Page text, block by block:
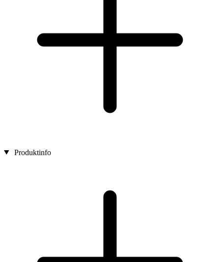
Produktinfo